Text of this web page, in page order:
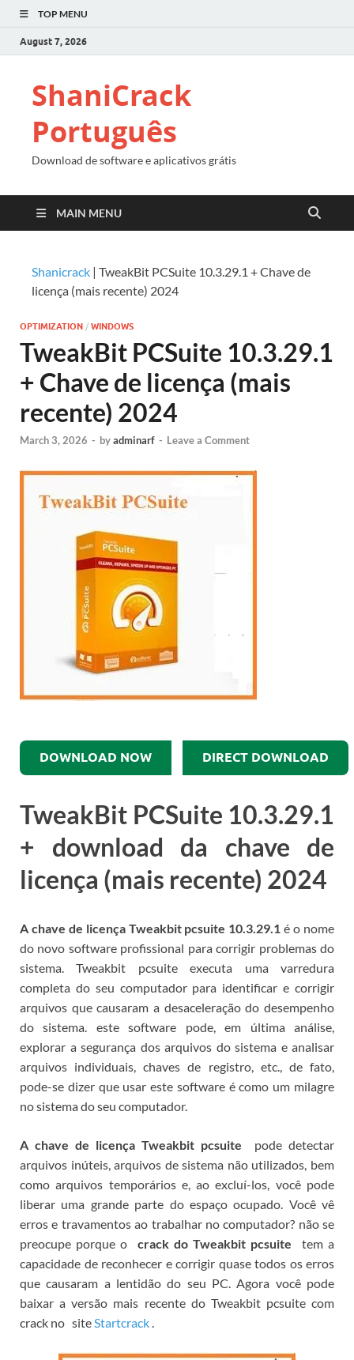
TOP MENU
August 7, 2026
ShaniCrack
Português
Download de software e aplicativos grátis
MAIN MENU
Shanicrack | TweakBit PCSuite 10.3.29.1 + Chave de
licença (mais recente) 2024
OPTIMIZATION / WINDOWS
TweakBit PCSuite 10.3.29.1
+ Chave de licença (mais
recente) 2024
March 3, 2026 - byadminarf - Leave a Comment
DOWNLOAD NOW DIRECT DOWNLOAD
TweakBit PCSuite 10.3.29.1
+ download da chave de
licença (mais recente) 2024
A chave de licença Tweakbit pcsuite 10.3.29.1é o nome
do novo software profissional para corrigir problemas do
sistema.Tweakbit pcsuite executa uma varredura
completa do seu computador para identificar e corrigir
arquivos que causaram a desaceleração do desempenho
do sistema. este software pode, em última análise,
explorar a segurança dos arquivos do sistema e analisar
arquivos individuais, chaves de registro, etc., de fato,
pode-se dizer que usar este software é como um milagre
no sistema do seu computador.
A chave de licença Tweakbit pcsuite pode detectar
arquivos inúteis, arquivos de sistema não utilizados, bem
como arquivos temporários e, ao excluí-los, você pode
liberar uma grande parte do espaço ocupado. Você vê
erros e travamentos ao trabalhar no computador? não se
preocupe porque o crack do Tweakbit pcsuite tem a
capacidade de reconhecer e corrigir quase todos os erros
que causaram a lentidão do seu PC.Agora você pode
baixar a versão mais recente do Tweakbit pcsuite com
crack no siteStartcrack.